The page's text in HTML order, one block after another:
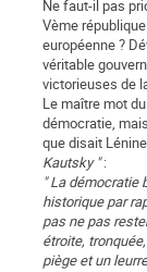
Ne faut-il pas
Vème
européenne ?
véritable
victorieuses de
Le maître mot
démocratie,
que disait
Kautsky ":
" La démocratie
historique par
pas ne pas
étroite,
piège et un